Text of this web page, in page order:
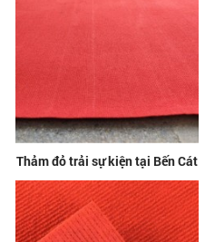
Thảm đỏ trải sự kiện tại Bến Cát